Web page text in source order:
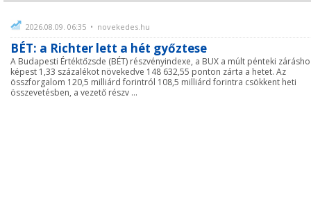
2026.08.09. 06:35 • novekedes.hu
BÉT: a Richter lett a hét győztese
A Budapesti Értéktőzsde (BÉT) részvényindexe, a BUX a múlt pénteki
képest 1,33 százalékot növekedve 148 632,55 ponton zárta a hetet. Az
összforgalom 120,5 milliárd forintról 108,5 milliárd forintra csökkent heti
összevetésben, a vezető részv ...